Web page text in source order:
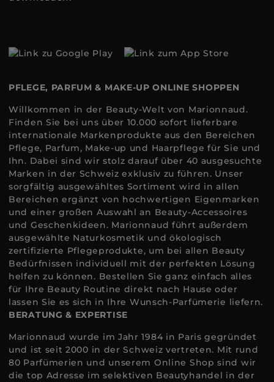
PFLEGE, PARFUM & MAKE-UP ONLINE SHOPPEN
Willkommen in der Beauty-Welt von Marionnaud.
Finden Sie bei uns über 10.000 sofort lieferbare
internationale Markenprodukte aus den Bereichen
Pflege, Parfum, Make-up und Haarpflege für Sie und
Ihn. Dabei sind wir stolz darauf über 40 ausgesuchte
Marken in der Schweiz exklusiv zu führen. Unser
sorgfältig ausgewähltes Sortiment wird in allen
Bereichen ergänzt von hochwertigen Eigenmarken
und einer großen Auswahl an Beauty-Accessoires
und Geschenkideen. Marionnaud führt außerdem
ausgewählte Naturkosmetik und ökologisch
zertifizierte Pflegeprodukte, um bei allen Beauty
Bedürfnissen individuell mit der perfekten Lösung
helfen zu können. Bestellen Sie ganz einfach alles
für Ihre Beauty Routine direkt nach Hause oder
lassen Sie es sich in Ihre Wunsch-Parfümerie liefern.
BERATUNG & EXPERTISE
Marionnaud wurde im Jahr 1984 in Paris gegründet
und ist seit 2000 in der Schweiz vertreten. Mit rund
80 Parfümerien und unserem Online Shop sind wir
die top Adresse im selektiven Beautyhandel in der